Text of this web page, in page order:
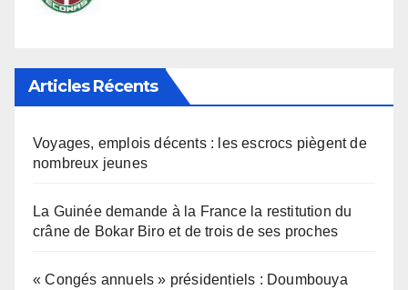
Articles Récents
Voyages, emplois décents : les escrocs piègent de
nombreux jeunes
La Guinée demande à la France la restitution du
crâne de Bokar Biro et de trois de ses proches
« Congés annuels » présidentiels : Doumbouya